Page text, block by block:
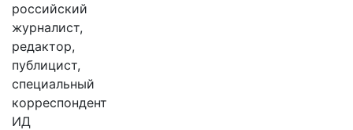
российский
журналист,
редактор,
публицист,
специальный
корреспондент
ИД